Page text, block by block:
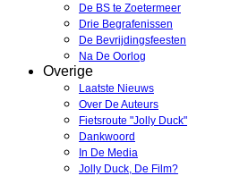
De BS te Zoetermeer
Drie Begrafenissen
De Bevrijdingsfeesten
Na De Oorlog
Overige
Laatste Nieuws
Over De Auteurs
Fietsroute "Jolly Duck"
Dankwoord
In De Media
Jolly Duck, De Film?